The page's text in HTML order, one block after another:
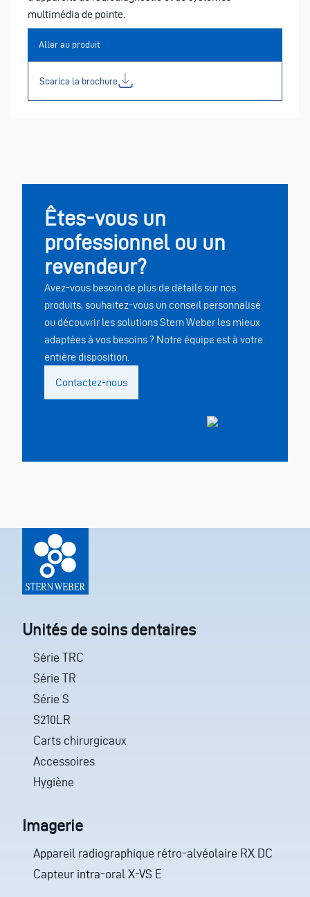
multimédia de pointe.
Aller au produit
Scarica la brochure
Êtes-vous un
professionnel ou un
revendeur?
Avez-vous besoin de plus de détails sur nos
produits, souhaitez-vous un conseil personnalisé
ou découvrir les solutions Stern Weber les mieux
adaptées à vos besoins ? Notre équipe est à votre
entière disposition.
Contactez-nous
Unités de soins dentaires
Série TRC
Série TR
Série S
S210LR
Carts chirurgicaux
Accessoires
Hygiène
Imagerie
Appareil radiographique rétro-alvéolaire RX DC
Capteur intra-oral X-VS E